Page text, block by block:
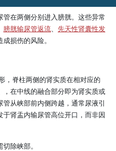
在两侧分别进入膀胱。这些异常
膀胱输尿管返流、 先天性肾囊性发
损伤的风险。
，脊柱两侧的肾实质在相对应的
在中线的融合部分即为肾实质或
从峡部前内侧跨越，通常尿液引
肾盂内输尿管高位开口，而非因
除峡部。